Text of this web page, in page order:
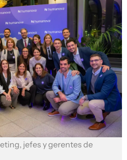
jefes y gerentes de